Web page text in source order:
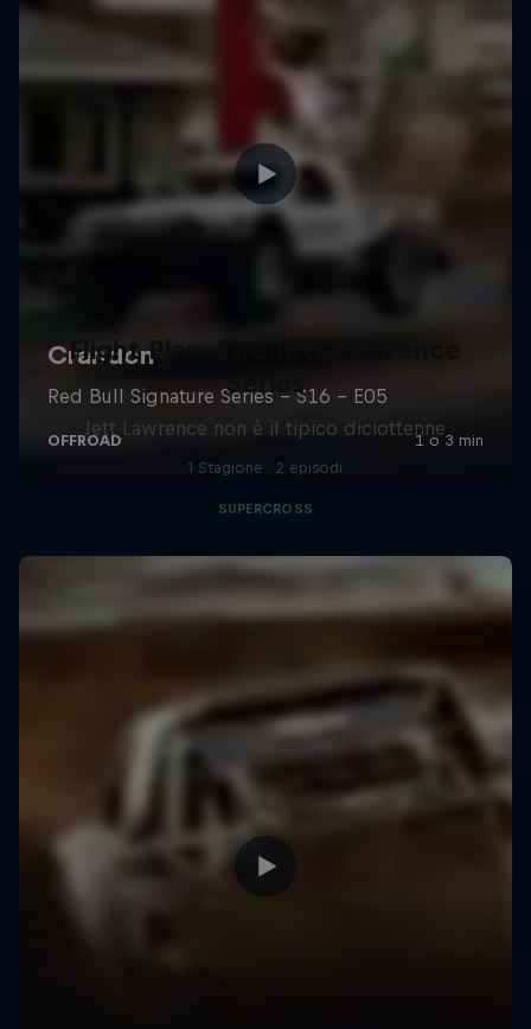
Flight Plan: The Jett Lawrence
Series
Jett Lawrence non è il tipico diciottenne
1 Stagione · 2 episodi
SUPERCROSS